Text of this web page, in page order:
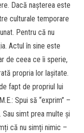
Dacă nașterea este
culturale temporare
Pentru că nu
Actul în sine este
de ceea ce îi sperie,
propria lor lașitate.
fapt de propriul lui
Spui să “exprim” –
simt prea multe și
că nu simți nimic –